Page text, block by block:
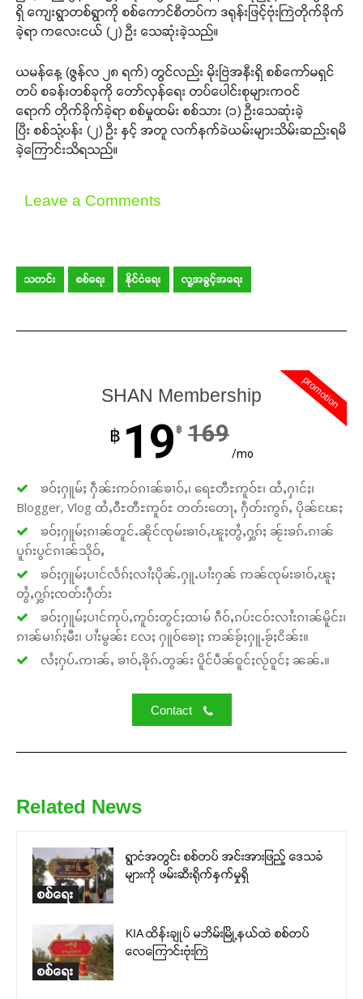
Support SHAN
Your support keeps our voice
strong. Join us today and help
heard, every voice counts, and
justice can thrive.
ရှိ ကျေးရွာတစ်ရွာကို စစ်ကောင်စီတပ်က ဒရုန်းဖြင့်ဗုံးကြဲတိုက်ခိုက်
ခဲ့ရာ ကလေးငယ် (၂) ဦး သေဆုံးခဲ့သည်။
ယမန်နေ့ (ဇွန်လ ၂၈ ရက်) တွင်လည်း မိုးဗြဲအနီးရှိ စစ်ကော်မရှင်
တပ် စခန်းတစ်ခုကို တော်လှန်ရေး တပ်ပေါင်းစုများကဝင်
ရောက် တိုက်ခိုက်ခဲ့ရာ စစ်မှုထမ်း စစ်သား (၁) ဦးသေဆုံးခဲ့
ပြီး စစ်သုံ့ပန်း (၂) ဦး နှင့် အတူ လက်နက်ခဲယမ်းများသိမ်းဆည်းရမိ
ခဲ့ကြောင်းသိရသည်။
Leave a Comments
သတင်း စစ်ရေး နိုင်ငံရေး လူ့အခွင့်အရေး
promotion
SHAN Membership
฿ 19 ฿ 169
/mo
ၶဝ်ႈႁူမ်ႈ ႁဵၼ်းဢဝ်ၵၢၼ်ၶၢဝ်ႇ၊ ရေႊတီႊဢူဝ်ႊ၊ ထႆႇႁၢင်ႈ၊
Blogger, Vlog ထႆႇဝီႊတီႊဢူဝ်ႊ တတ်းတေႃႇ ႁဵတ်းဢွၵ်ႇ ပိုၼ်ၽႄႈ
ၶဝ်ႈႁူမ်ႈၵၢၼ်တူင်ႉၼိုင်ၸုမ်းၶၢဝ်ႇၽူႈတွႆႇႁွၵ်ႈ ၼႂ်းၶၵ်ႉၵၢၼ်
ပူၵ်းပွင်ၵၢၼ်သိုဝ်ႇ
ၶဝ်ႈႁူမ်ႈပၢင်လႅၵ်ႈလၢႆႈပိုၼ်ႉႁူႉပၢႆးႁၼ် ဢၼ်ၸုမ်းၶၢဝ်ႇၽူႈ
တွႆႇႁွၵ်ႈၸတ်းႁဵတ်း
ၶဝ်ႈႁူမ်ႈပၢင်ဢုပ်ႇဢူဝ်းတွင်ႈထၢမ် ၵဵဝ်ႇၵပ်းငဝ်းလၢႆးၵၢၼ်မိူင်း၊
ၵၢၼ်မၢၵ်ႈမီး၊ ပၢႆးမွၼ်း လႄႈ ႁူဝ်ၶေႃႈ ဢၼ်ၶႂ်ႈႁူႉၶႂ်ႈငိၼ်း။
လႆႈႁပ်ႉဢၢၼ်ႇ ၶၢဝ်ႇၶိုၵ်ႉတွၼ်း ပိူင်ပဵၼ်ဝူင်ႈလႂ်ဝူင်ႈ ၼၼ်ႉ။
Contact
Related News
စစ်ရေး
ရွာငံအတွင်း စစ်တပ် အင်းအားဖြည့် ဒေသခံ
များကို ဖမ်းဆီးရိုက်နှက်မှုရှိ
စစ်ရေး
KIA ထိန်းချုပ် မဘိမ်းမြို့နယ်ထဲ စစ်တပ်
လေကြောင်းဗုံးကြဲ